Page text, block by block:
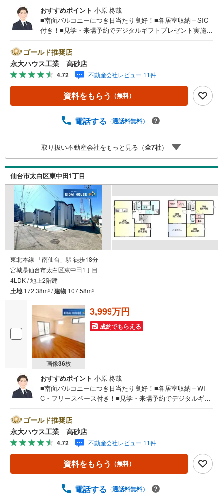
おすすめポイント 小原 柊哉
■南面バルコニーにつき日当たり良好！■各居室収納＋SIC
付き！■見学・来場予約でデジタルギフトプレゼント実施中
中心に宮城県内の多数店舗で展開中！こちらでは当社の強
みを大きく2つに分けてご紹介！1.＜豊富な不動産知識＞戸
建・マンション・土地...と種別を問わず不動産を取り扱っ
ております。更に教育施設や商業施設、子育て環境や行政
などの地域情報を総合し、お客様により良い物件選びをし
て頂けるよう、しっかりとサポートさせて頂きます。2.＜
し】【リフォーム】など住宅に関する様々なご質問はもち
も、誠心誠意ご説明させて頂きます。各店舗ではキッズス
ペースも完備！お子様連れのご家族様で是非お越しくださ
い。営業時間:10:00～18:00（定休日火・水曜日※店舗によ
り変動あり）現地のご案内も可能ですので、どうぞお気軽
にお問い合わせください！
ゴールド推奨店
永大ハウス工業 高砂店
4.72 不動産会社レビュー 11件
資料をもらう （無料）
電話する （通話料無料）
取り扱い不動産会社をもっと見る（全7社）
仙台市太白区東中田1丁目
東北本線 「南仙台」駅 徒歩18分
宮城県仙台市太白区東中田1丁目
4LDK / 地上2階建
土地172.38m2 /建物 107.58m2
画像36枚
3,999万円
成約でもらえる
おすすめポイント 小原 柊哉
■南面バルコニーにつき日当たり良好！■各居室収納＋WI
C・フリースペース付き！■見学・来場予約でデジタルギフ
業の強み～仙台市を中心に宮城県内の多数店舗で展開中！
こちらでは当社の強みを大きく2つに分けてご紹介！1.＜豊
富な不動産知識＞戸建・マンション・土地...と種別を問わ
ず不動産を取り扱っております。更に教育施設や商業施
設、子育て環境や行政などの地域情報を総合し、お客様に
より良い物件選びをして頂けるよう、しっかりとサポート
入】【売却】【引っ越し】【リフォーム】など住宅に関す
ゴールド推奨店
永大ハウス工業 高砂店
4.72 不動産会社レビュー 11件
資料をもらう （無料）
電話する （通話料無料）